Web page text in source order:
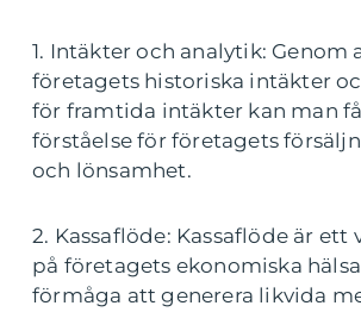
1. Intäkter och analytik: Genom
företagets historiska intäkter
för framtida intäkter kan man
förståelse för företagets
och lönsamhet.
2. Kassaflöde: Kassaflöde är
på företagets ekonomiska
förmåga att generera likvida